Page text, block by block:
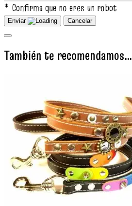
* Confirma que no eres un robot
Enviar Cancelar
También te recomendamos…